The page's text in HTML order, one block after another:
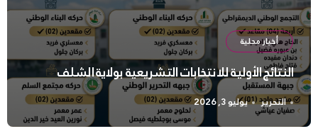
أخبار محلية
النتائج الأولية للانتخابات التشريعية بولاية الشلف
التحرير يوليو 3, 2026